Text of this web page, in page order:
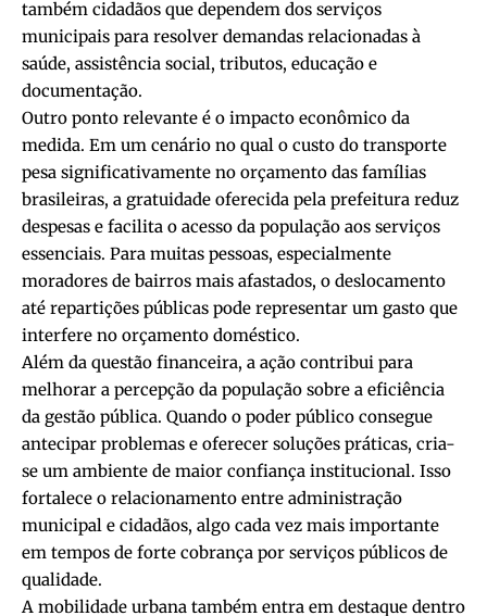
também cidadãos que dependem dos serviços
municipais para resolver demandas relacionadas à
saúde, assistência social, tributos, educação e
documentação.
Outro ponto relevante é o impacto econômico da
medida. Em um cenário no qual o custo do transporte
pesa significativamente no orçamento das famílias
brasileiras, a gratuidade oferecida pela prefeitura reduz
despesas e facilita o acesso da população aos serviços
essenciais. Para muitas pessoas, especialmente
moradores de bairros mais afastados, o deslocamento
até repartições públicas pode representar um gasto que
interfere no orçamento doméstico.
Além da questão financeira, a ação contribui para
melhorar a percepção da população sobre a eficiência
da gestão pública. Quando o poder público consegue
antecipar problemas e oferecer soluções práticas, cria-
se um ambiente de maior confiança institucional. Isso
fortalece o relacionamento entre administração
municipal e cidadãos, algo cada vez mais importante
em tempos de forte cobrança por serviços públicos de
qualidade.
A mobilidade urbana também entra em destaque dentro